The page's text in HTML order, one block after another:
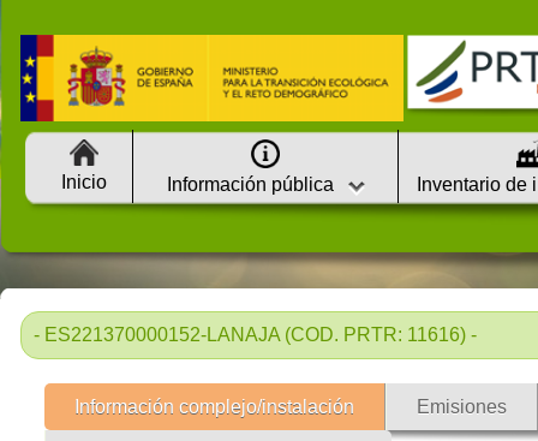
Inicio Información pública Inventario de
- ES221370000152-LANAJA (COD. PRTR: 11616) -
Información complejo/instalación Emisiones